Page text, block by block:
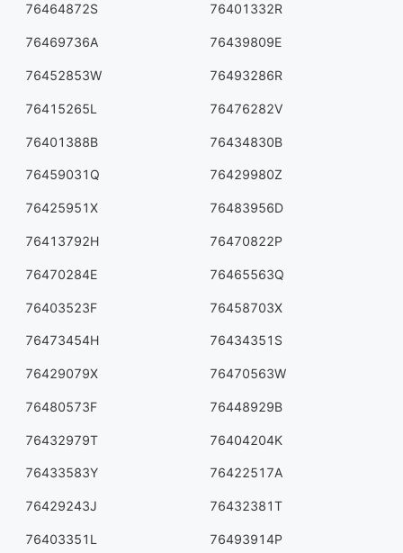
76464872S 76401332R
76469736A 76439809E
76452853W 76493286R
76415265L 76476282V
76401388B 76434830B
76459031Q 76429980Z
76425951X 76483956D
76413792H 76470822P
76470284E 76465563Q
76403523F 76458703X
76473454H 76434351S
76429079X 76470563W
76480573F 76448929B
76432979T 76404204K
76433583Y 76422517A
76429243J 76432381T
76403351L 76493914P